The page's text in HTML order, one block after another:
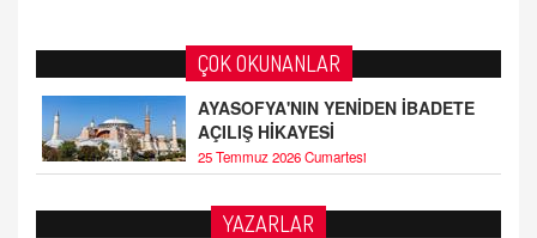
ÇOK OKUNANLAR
AYASOFYA'NIN YENİDEN İBADETE
AÇILIŞ HİKAYESİ
25 Temmuz 2026 Cumartesi
YAZARLAR